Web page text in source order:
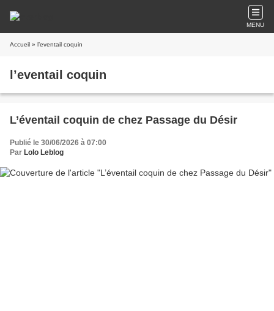
MENU
Accueil » l’eventail coquin
l’eventail coquin
L’éventail coquin de chez Passage du Désir
Publié le 30/06/2026 à 07:00
Par Lolo Leblog